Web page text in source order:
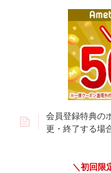
会員登録特典の
更・終了する場
＼初回限